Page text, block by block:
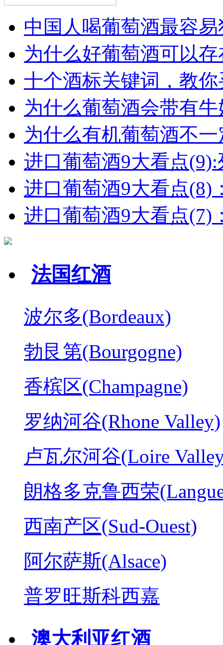
中国人喝葡萄酒最容
为什么好葡萄酒可以
十个酒标关键词，教
为什么葡萄酒会带有
为什么有机葡萄酒不
进口葡萄酒9大看点(9):
进口葡萄酒9大看点(8)
进口葡萄酒9大看点(7)
法国红酒
波尔多(Bordeaux)
勃艮第(Bourgogne)
香槟区(Champagne)
罗纳河谷(Rhone Valley)
卢瓦尔河谷(Loire
朗格多克鲁西荣
西南产区(Sud-Ouest)
阿尔萨斯(Alsace)
普罗旺斯科西嘉
澳大利亚红酒